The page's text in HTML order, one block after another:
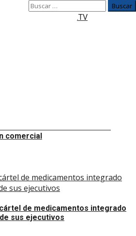
Buscar:
.TV
de la oferta amazónica a través
comercial
de medicamentos integrado
sus ejecutivos
de medicamentos integrado
sus ejecutivos